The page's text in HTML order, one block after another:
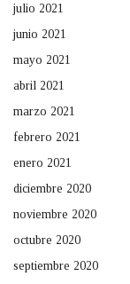
julio 2021
junio 2021
mayo 2021
abril 2021
marzo 2021
febrero 2021
enero 2021
diciembre 2020
noviembre 2020
octubre 2020
septiembre 2020